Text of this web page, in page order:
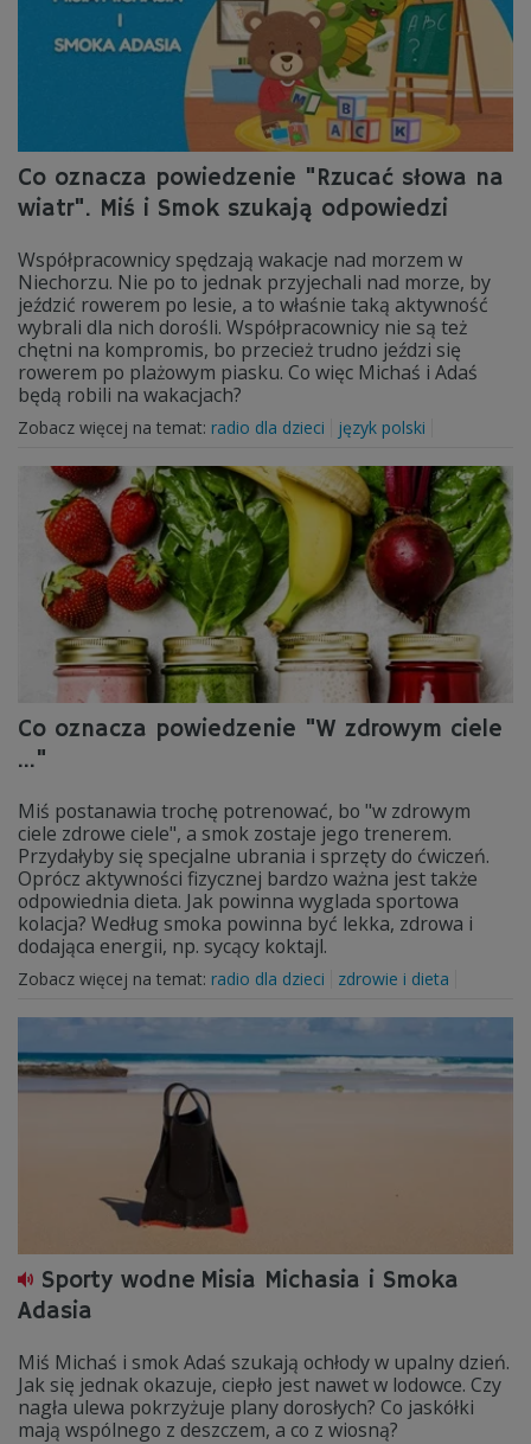
Co oznacza powiedzenie "Rzucać słowa na
wiatr". Miś i Smok szukają odpowiedzi
Współpracownicy spędzają wakacje nad morzem w
Niechorzu. Nie po to jednak przyjechali nad morze, by
jeździć rowerem po lesie, a to właśnie taką aktywność
wybrali dla nich dorośli. Współpracownicy nie są też
chętni na kompromis, bo przecież trudno jeździ się
rowerem po plażowym piasku. Co więc Michaś i Adaś
będą robili na wakacjach?
Zobacz więcej na temat: radio dla dzieci język polski
Co oznacza powiedzenie "W zdrowym ciele
..."
Miś postanawia trochę potrenować, bo "w zdrowym
ciele zdrowe ciele", a smok zostaje jego trenerem.
Przydałyby się specjalne ubrania i sprzęty do ćwiczeń.
Oprócz aktywności fizycznej bardzo ważna jest także
odpowiednia dieta. Jak powinna wyglada sportowa
kolacja? Według smoka powinna być lekka, zdrowa i
dodająca energii, np. sycący koktajl.
Zobacz więcej na temat: radio dla dzieci zdrowie i dieta
Sporty wodne Misia Michasia i Smoka
Adasia
Miś Michaś i smok Adaś szukają ochłody w upalny dzień.
Jak się jednak okazuje, ciepło jest nawet w lodowce. Czy
nagła ulewa pokrzyżuje plany dorosłych? Co jaskółki
mają wspólnego z deszczem, a co z wiosną?